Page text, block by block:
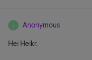
A Anonymous
Hei Heikr,